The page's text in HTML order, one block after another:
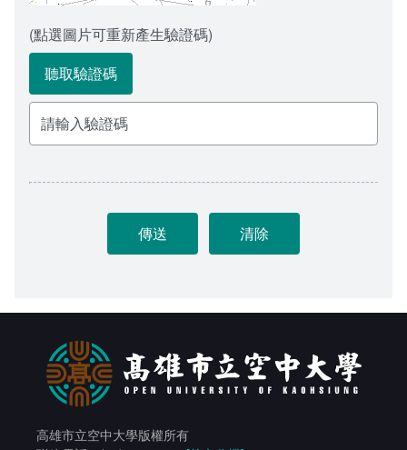
(點選圖片可重新產生驗證碼)
聽取驗證碼
高雄市立空中大學版權所有